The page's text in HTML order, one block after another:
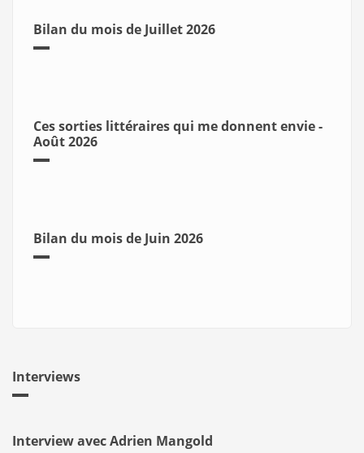
Bilan du mois de Juillet 2026
Ces sorties littéraires qui me donnent envie -
Août 2026
Bilan du mois de Juin 2026
Interviews
Interview avec Adrien Mangold